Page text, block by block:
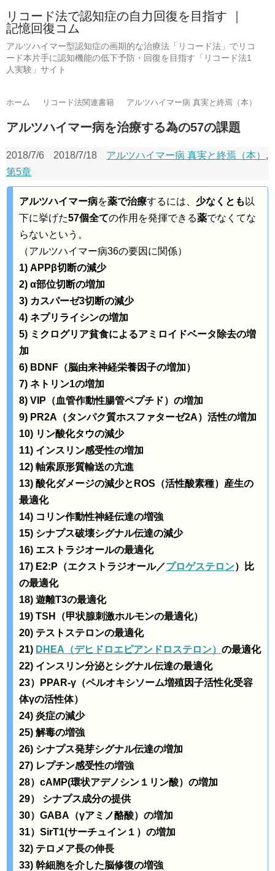
リコード法で認知症の自力回復を目指す ｜
記憶回復コム
アルツハイマー型認知症の画期的な治療法「リコード法」でリコ
ード本片手に認知機能の低下予防・回復を目指す「リコード法1
人実験」サイト
ホーム リコード法関連書籍 アルツハイマー病 真実と終焉（本）
アルツハイマー病を治療する為の57の課題
2018/7/6 2018/7/18 アルツハイマー病 真実と終焉（本） ,
第5章
アルツハイマー病を薬で治療するには、 少なくとも 以
下に挙げた57個全ての作用を発揮できる薬でなくてな
らないという。
（アルツハイマー病36の要因に関係）
1) APPβ切断の減少
2) α部位切断の増加
3) カスパーゼ3切断の減少
4) ネプリライシンの増加
5) ミクログリア貧食によるアミロイドベータ除去の増
加
6) BDNF（脳由来神経栄養因子の増加）
7) ネトリン1の増加
8) VIP（血管作動性腸管ペプチド）の増加
9) PR2A（タンパク質ホスファターゼ2A）活性の増加
10) リン酸化タウの減少
11) インスリン感受性の増加
12) 軸索原形質輸送の亢進
13) 酸化ダメージの減少とROS（活性酸素種）産生の
最適化
14) コリン作動性神経伝達の増強
15) シナプス破壊シグナル伝達の減少
16) エストラジオールの最適化
17) E2:P（エクストラジオール／プロゲステロン）比
の最適化
18) 遊離T3の最適化
19) TSH（甲状腺刺激ホルモンの最適化）
20) テストステロンの最適化
21) DHEA（デヒドロエピアンドロステロン） の最適化
22) インスリン分泌とシグナル伝達の最適化
23）PPAR-γ（ペルオキシソーム増殖因子活性化受容
体γの活性体）
24) 炎症の減少
25) 解毒の増強
26) シナプス発芽シグナル伝達の増加
27) レプチン感受性の増強
28）cAMP(環状アデノシン１リン酸）の増加
29） シナプス成分の提供
30）GABA（γアミノ酪酸）の増加
31）SirT1(サーチュイン１）の増加
32) テロメア長の伸長
33) 幹細胞を介した脳修復の増強